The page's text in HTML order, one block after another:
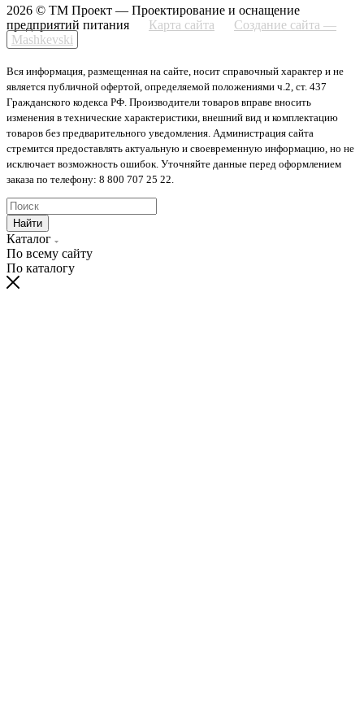
2026 © ТМ Проект — Проектирование и оснащение
предприятий питания
Карта сайта
Создание сайта —
Mashkevski
Вся информация, размещенная на сайте, носит справочный характер и не
является публичной офертой, определяемой положениями ч.2, ст. 437
Гражданского кодекса РФ. Производители товаров вправе вносить
изменения в технические характеристики, внешний вид и комплектацию
товаров без предварительного уведомления. Администрация сайта
стремится предоставлять актуальную и своевременную информацию, но не
исключает возможность ошибок. Уточняйте данные перед оформлением
заказа по телефону: 8 800 707 25 22.
Найти
Каталог
По всему сайту
По каталогу